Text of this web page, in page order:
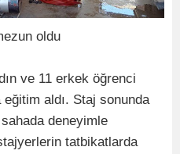
oldu
ve 11 erkek öğrenci
aldı. Staj sonunda
deneyimle
tatbikatlarda